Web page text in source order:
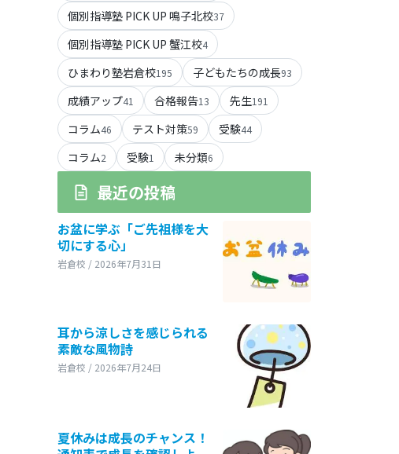
個別指導塾 PICK UP 鳴子北校37
個別指導塾 PICK UP 蟹江校4
ひまわり塾岩倉校195 子どもたちの成長93
成績アップ41 合格報告13 先生191
コラム46 テスト対策59 受験44
コラム2 受験1 未分類6
最近の投稿
お盆に学ぶ「ご先祖様を大
切にする心」
岩倉校 / 2026年7月31日
耳から涼しさを感じられる
素敵な風物詩
岩倉校 / 2026年7月24日
夏休みは成長のチャンス！